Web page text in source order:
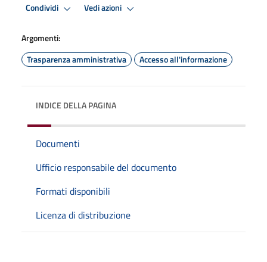
Condividi Vedi azioni
Argomenti:
Trasparenza amministrativa
Accesso all'informazione
INDICE DELLA PAGINA
Documenti
Ufficio responsabile del documento
Formati disponibili
Licenza di distribuzione